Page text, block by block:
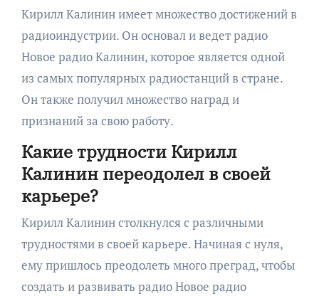
Кирилл Калинин имеет множество достижений в
радиоиндустрии. Он основал и ведет радио
Новое радио Калинин, которое является одной
из самых популярных радиостанций в стране.
Он также получил множество наград и
признаний за свою работу.
Какие трудности Кирилл
Калинин переодолел в своей
карьере?
Кирилл Калинин столкнулся с различными
трудностями в своей карьере. Начиная с нуля,
ему пришлось преодолеть много преград, чтобы
создать и развивать радио Новое радио